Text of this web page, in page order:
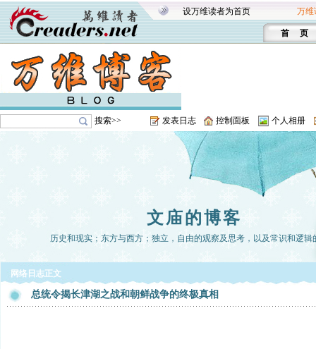
设万维读者为首页 万维
首 页
搜索>> 发表日志 控制面板 个人相册
文庙的博客
历史和现实；东方与西方；独立，自由的观察及思考，以及常识和逻辑
网络日志正文
总统令揭长津湖之战和朝鲜战争的终极真相